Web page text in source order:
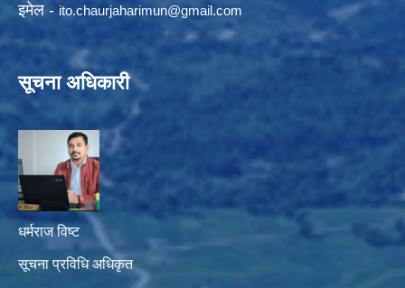
इमेल - ito.chaurjaharimun@gmail.com
सूचना अधिकारी
धर्मराज विष्ट
सूचना प्रविधि अधिकृत